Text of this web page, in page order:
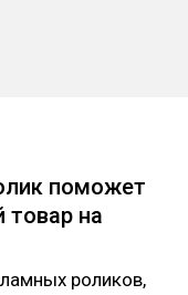
поможет
товар на
роликов,